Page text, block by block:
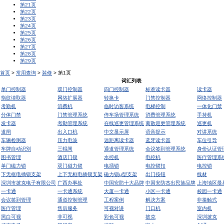
第21页
第22页
第23页
第24页
第25页
第26页
第27页
第28页
第29页
首页 > 常用查询 > 装修 > 第1页
词汇列表
单门控制器
双门控制器 四门控制器 标准读卡器
读卡器
指纹读取器
网络扩展器 转换卡 门禁控制器
网络控制器
考勤机
消费机 临时访客系统 电梯控制
一体化门禁
分体门禁
门禁管理系统 停车场管理系统 消费管理系统
手持机
发卡器
考勤管理系统 在线巡更管理系统 离散巡更管理系统
巡更机
道闸
出入口机 中文显示屏 语音提示
对讲系统
车辆检测器
压力电波 远距离读卡器 蓝牙读卡器
车位引导
车牌自动识别
三辊闸 通道管理系统 会议签到管理系统
身份认证管
图书管理
酒店门锁 水控机 电控机
医疗管理系
单门磁力锁
双门磁力锁 电插锁 电控锁扣
电控锁
下无框电插锁支架
上下无框电插锁支架 磁力锁u型支架 出门按钮
线材
深圳市披克电子有限公司 广西办事处 中国安防十大品牌 中国安防杰出民族品牌
上海地区
一卡通
一卡通系统 大厦一卡通 小区一卡通
校园一卡通
会议签到管理
通道控制管理 工程案例 解决方案
非接触式
医疗管理
售后服务 可视对讲 门口机
室内机
黑白可视
非可视 彩色可视 披克
深圳披克